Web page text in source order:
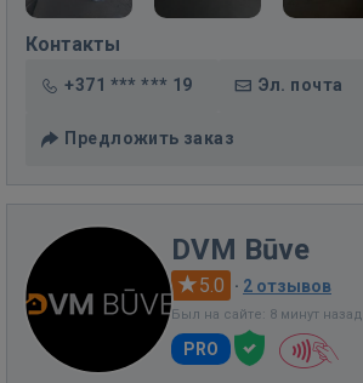
Контакты
+371 *** *** 19 Эл. почта
Предложить заказ
DVM Būve
5.0 · 2 отзывов
Был на сайте: 8 минут назад
PRO